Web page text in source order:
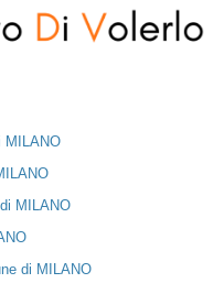
MILANO
MILANO
di MILANO